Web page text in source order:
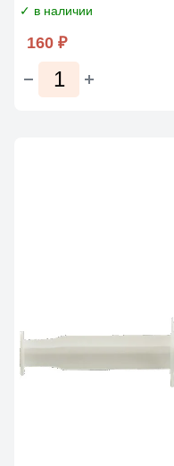
✓ в наличии
160 ₽